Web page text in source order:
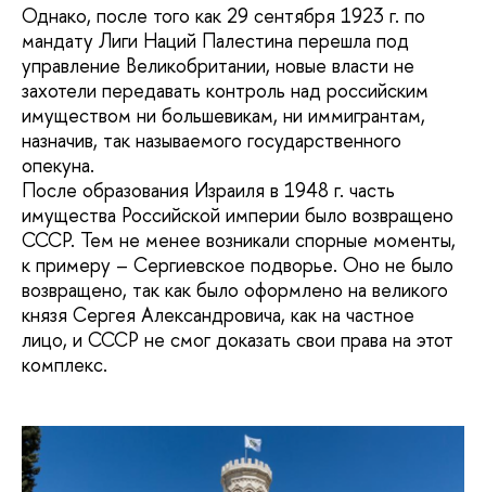
Однако, после того как 29 сентября 1923 г. по
мандату Лиги Наций Палестина перешла под
управление Великобритании, новые власти не
захотели передавать контроль над российским
имуществом ни большевикам, ни иммигрантам,
назначив, так называемого государственного
опекуна.
После образования Израиля в 1948 г. часть
имущества Российской империи было возвращено
СССР. Тем не менее возникали спорные моменты,
к примеру – Сергиевское подворье. Оно не было
возвращено, так как было оформлено на великого
князя Сергея Александровича, как на частное
лицо, и СССР не смог доказать свои права на этот
комплекс.